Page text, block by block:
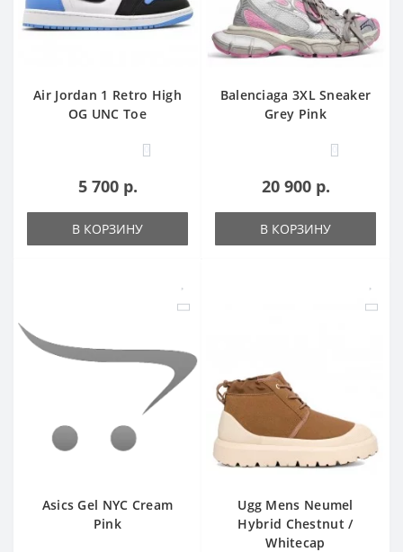
Air Jordan 1 Retro High
OG UNC Toe
0
5 700 р.
В КОРЗИНУ
Balenciaga 3XL Sneaker
Grey Pink
0
20 900 р.
В КОРЗИНУ
Asics Gel NYC Cream
Pink
Ugg Mens Neumel
Hybrid Chestnut /
Whitecap